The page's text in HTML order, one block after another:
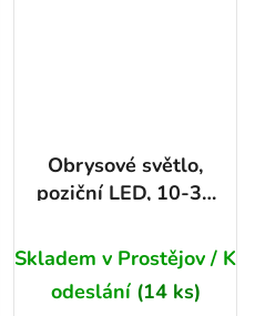
Obrysové světlo,
poziční LED, 10-30
Skladem v Prostějov / K
odeslání (14 ks)